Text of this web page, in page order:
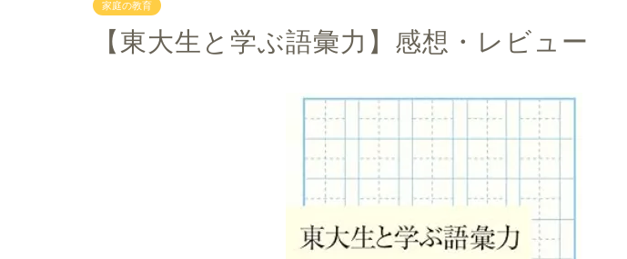
家庭の教育
【東大生と学ぶ語彙力】感想・レビュー